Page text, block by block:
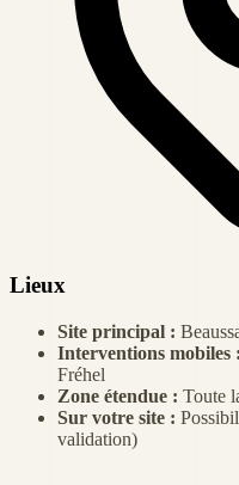
Lieux
Site principal :
Interventions mobiles :
Fréhel
Zone étendue : Toute
Sur votre site :
validation)